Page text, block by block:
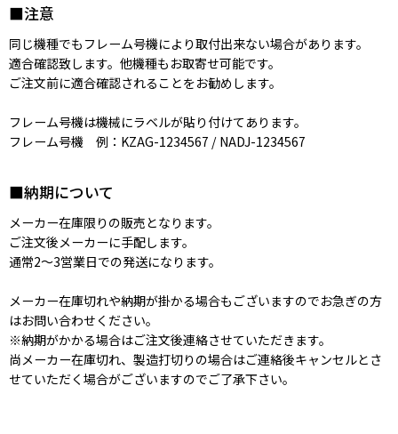
■注意
同じ機種でもフレーム号機により取付出来ない場合があります。
適合確認致します。他機種もお取寄せ可能です。
ご注文前に適合確認されることをお勧めします。
フレーム号機は機械にラベルが貼り付けてあります。
フレーム号機 例：KZAG-1234567 / NADJ-1234567
■納期について
メーカー在庫限りの販売となります。
ご注文後メーカーに手配します。
通常2〜3営業日での発送になります。
メーカー在庫切れや納期が掛かる場合もございますのでお急ぎの方
はお問い合わせください。
※納期がかかる場合はご注文後連絡させていただきます。
尚メーカー在庫切れ、製造打切りの場合はご連絡後キャンセルとさ
せていただく場合がございますのでご了承下さい。